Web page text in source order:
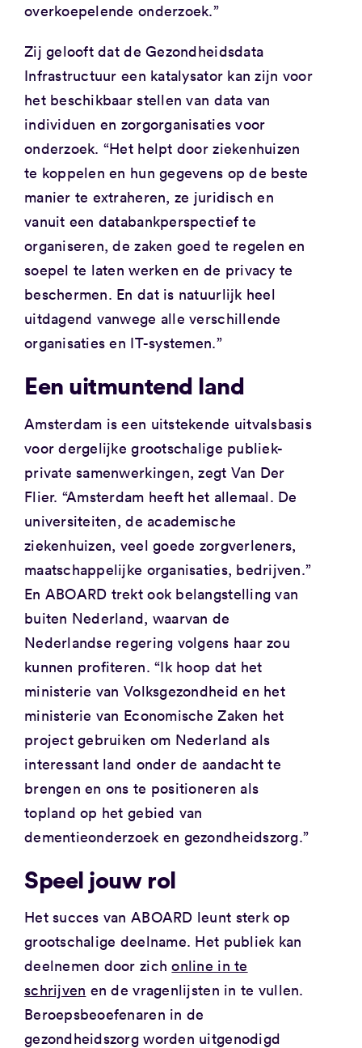
overkoepelende onderzoek.”
Zij gelooft dat de Gezondheidsdata
Infrastructuur een katalysator kan zijn voor
het beschikbaar stellen van data van
individuen en zorgorganisaties voor
onderzoek. “Het helpt door ziekenhuizen
te koppelen en hun gegevens op de beste
manier te extraheren, ze juridisch en
vanuit een databankperspectief te
organiseren, de zaken goed te regelen en
soepel te laten werken en de privacy te
beschermen. En dat is natuurlijk heel
uitdagend vanwege alle verschillende
organisaties en IT-systemen.”
Een uitmuntend land
Amsterdam is een uitstekende uitvalsbasis
voor dergelijke grootschalige publiek-
private samenwerkingen, zegt Van Der
Flier. “Amsterdam heeft het allemaal. De
universiteiten, de academische
ziekenhuizen, veel goede zorgverleners,
maatschappelijke organisaties, bedrijven.”
En ABOARD trekt ook belangstelling van
buiten Nederland, waarvan de
Nederlandse regering volgens haar zou
kunnen profiteren. “Ik hoop dat het
ministerie van Volksgezondheid en het
ministerie van Economische Zaken het
project gebruiken om Nederland als
interessant land onder de aandacht te
brengen en ons te positioneren als
topland op het gebied van
dementieonderzoek en gezondheidszorg.”
Speel jouw rol
Het succes van ABOARD leunt sterk op
grootschalige deelname. Het publiek kan
deelnemen door zichonline in te
schrijven en de vragenlijsten in te vullen.
Beroepsbeoefenaren in de
gezondheidszorg worden uitgenodigd